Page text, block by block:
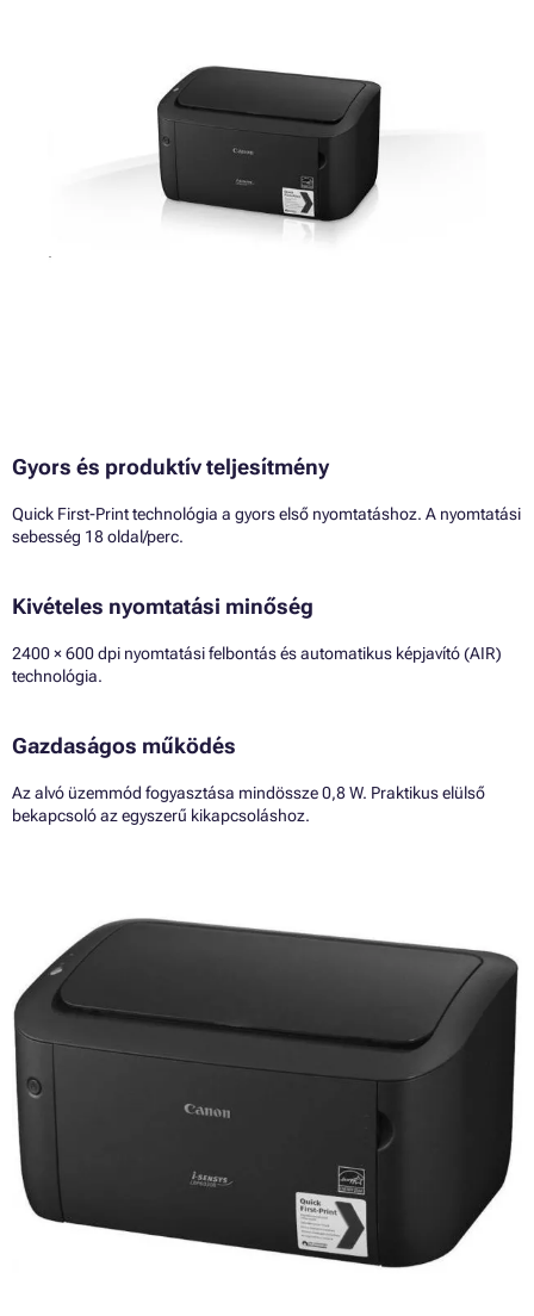
Gyors és produktív teljesítmény
Quick First-Print technológia a gyors első nyomtatáshoz. A nyomtatási
sebesség 18 oldal/perc.
Kivételes nyomtatási minőség
2400 × 600 dpi nyomtatási felbontás és automatikus képjavító (AIR)
technológia.
Gazdaságos működés
Az alvó üzemmód fogyasztása mindössze 0,8 W. Praktikus elülső
bekapcsoló az egyszerű kikapcsoláshoz.